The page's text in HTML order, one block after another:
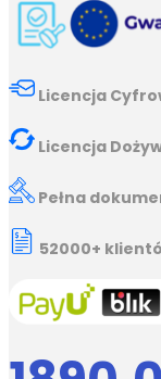
Licencja
Licencja
Pełna
52000+